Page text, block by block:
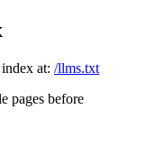
at: /llms.txt
pages before